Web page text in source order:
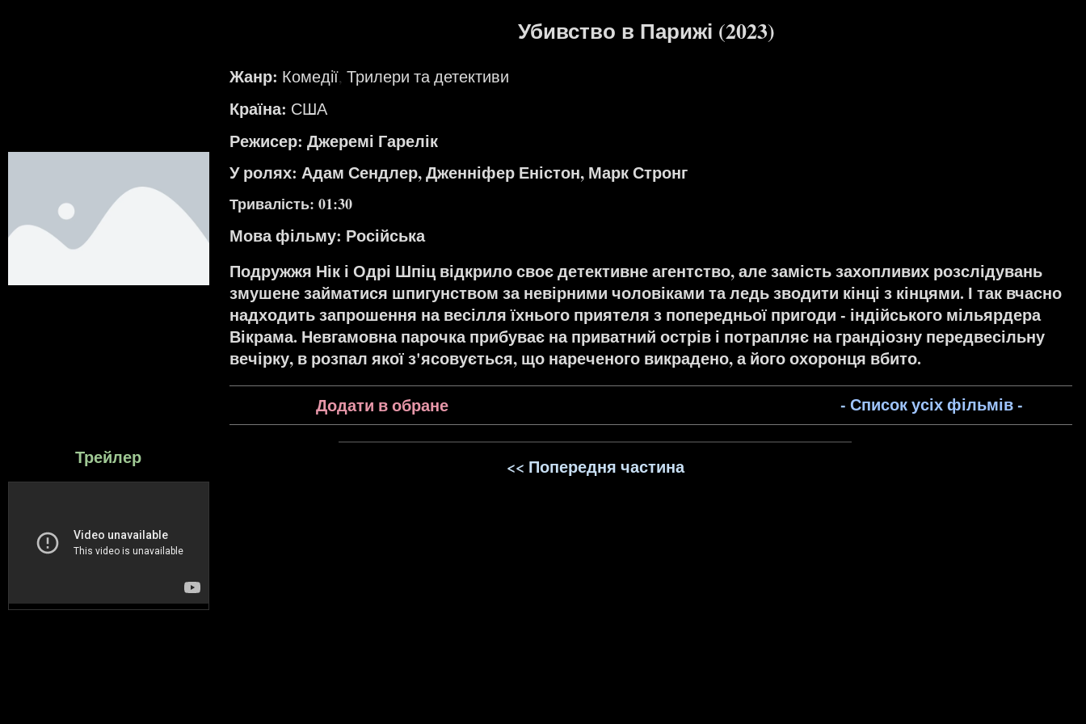
Убивство в Парижі (2023)
Жанр: Комедії, Трилери та детективи
Країна: США
Режисер: Джеремі Гарелік
У ролях: Адам Сендлер, Дженніфер Еністон, Марк Стронг
Тривалість: 01:30
Мова фільму: Російська
Подружжя Нік і Одрі Шпіц відкрило своє детективне агентство, але замість захопливих розслідувань
змушене займатися шпигунством за невірними чоловіками та ледь зводити кінці з кінцями. І так вчасно
надходить запрошення на весілля їхнього приятеля з попередньої пригоди - індійського мільярдера
Вікрама. Невгамовна парочка прибуває на приватний острів і потрапляє на грандіозну передвесільну
вечірку, в розпал якої з'ясовується, що нареченого викрадено, а його охоронця вбито.
Додати в обране
- Список усіх фільмів -
Трейлер << Попередня частина